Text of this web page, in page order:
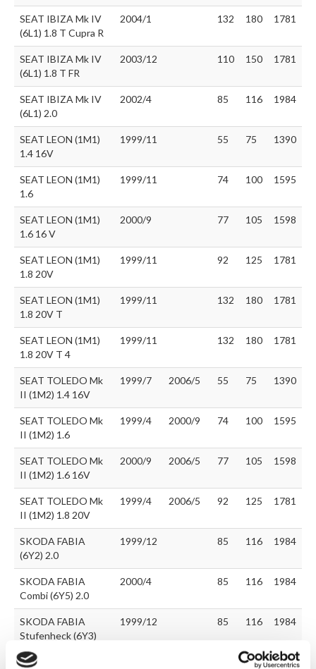
SEAT IBIZA Mk IV
(6L1) 1.8 T Cupra R
2004/1 132 180 1781
SEAT IBIZA Mk IV
(6L1) 1.8 T FR
2003/12 110 150 1781
SEAT IBIZA Mk IV
(6L1) 2.0
2002/4 85 116 1984
SEAT LEON (1M1)
1.4 16V
1999/11 55 75 1390
SEAT LEON (1M1)
1.6
1999/11 74 100 1595
SEAT LEON (1M1)
1.6 16 V
2000/9 77 105 1598
SEAT LEON (1M1)
1.8 20V
1999/11 92 125 1781
SEAT LEON (1M1)
1.8 20V T
1999/11 132 180 1781
SEAT LEON (1M1)
1.8 20V T 4
1999/11 132 180 1781
SEAT TOLEDO Mk
II (1M2) 1.4 16V
1999/7 2006/5 55 75 1390
SEAT TOLEDO Mk
II (1M2) 1.6
1999/4 2000/9 74 100 1595
SEAT TOLEDO Mk
II (1M2) 1.6 16V
2000/9 2006/5 77 105 1598
SEAT TOLEDO Mk
II (1M2) 1.8 20V
1999/4 2006/5 92 125 1781
SKODA FABIA
(6Y2) 2.0
1999/12 85 116 1984
SKODA FABIA
Combi (6Y5) 2.0
2000/4 85 116 1984
SKODA FABIA
Stufenheck (6Y3)
2.0
1999/12 85 116 1984